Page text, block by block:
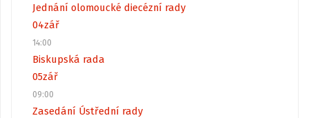
Jednání olomoucké diecézní rady
04zář
14:00
Biskupská rada
05zář
09:00
Zasedání Ústřední rady